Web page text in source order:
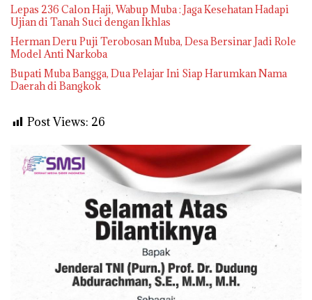
Lepas 236 Calon Haji, Wabup Muba : Jaga Kesehatan Hadapi
Ujian di Tanah Suci dengan Ikhlas
Herman Deru Puji Terobosan Muba, Desa Bersinar Jadi Role
Model Anti Narkoba
Bupati Muba Bangga, Dua Pelajar Ini Siap Harumkan Nama
Daerah di Bangkok
Post Views: 26